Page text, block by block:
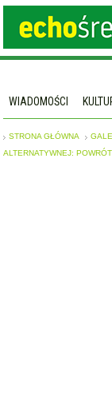
WIADOMOŚCI
STRONA GŁÓWNA
ALTERNATYWNEJ: